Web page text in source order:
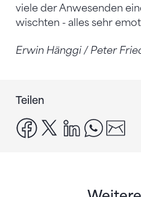
viele der Anwesenden
wischten - alles sehr
Erwin Hänggi / Peter
Teilen
facebook
x linkedin